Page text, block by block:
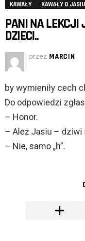
KAWAŁY KAWAŁY O JASIU
PANI NA LEKCJI
DZIECI..
przez MARCIN
by wymieniły cech
Do odpowiedzi
– Honor.
– Ależ Jasiu – dziwi
– Nie, samo „h”.